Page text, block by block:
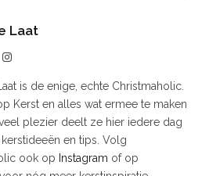
Laat
Instagram
is de enige, echte Christmaholic.
Kerst en alles wat ermee te maken
plezier deelt ze hier iedere dag
en tips. Volg
ook op Instagram of op